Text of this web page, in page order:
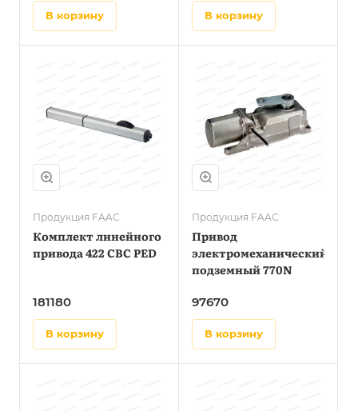
в корзину в корзину
Продукция FAAC
Комплект линейного
привода 422 CBC PED
181180
в корзину
Продукция FAAC
Привод
электромеханический
подземный 770N
97670
в корзину